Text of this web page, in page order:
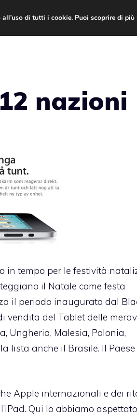
nazioni
in tempo per le festività
il Natale come festa
il periodo inaugurato dal
vendita del Tablet delle
Ungheria, Malesia, Polonia,
lista anche il Brasile. Il
Apple internazionali e dei
Qui lo abbiamo
di tutti i cookie. Puoi scoprire di